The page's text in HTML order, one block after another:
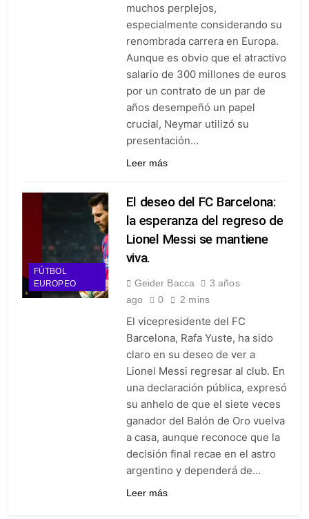
muchos perplejos,
especialmente considerando su
renombrada carrera en Europa.
Aunque es obvio que el atractivo
salario de 300 millones de euros
por un contrato de un par de
años desempeñó un papel
crucial, Neymar utilizó su
presentación…
Leer más
FÚTBOL
EUROPEO
El deseo del FC Barcelona:
la esperanza del regreso de
Lionel Messi se mantiene
viva.
Geider Bacca
3 años
ago
0 2 mins
El vicepresidente del FC
Barcelona, Rafa Yuste, ha sido
claro en su deseo de ver a
Lionel Messi regresar al club. En
una declaración pública, expresó
su anhelo de que el siete veces
ganador del Balón de Oro vuelva
a casa, aunque reconoce que la
decisión final recae en el astro
argentino y dependerá de…
Leer más